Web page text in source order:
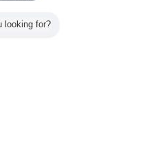
หาร พร้อม
looking for?